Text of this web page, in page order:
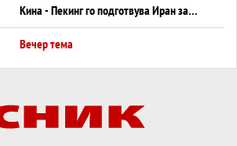
Кина - Пекинг го подготвува Иран за
американска копнена инвазија
Вечер тема
Вечер тема
Трамп тврди дека повторно „разговара“